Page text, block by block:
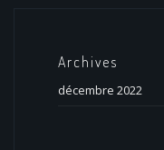
Archives
décembre 2022